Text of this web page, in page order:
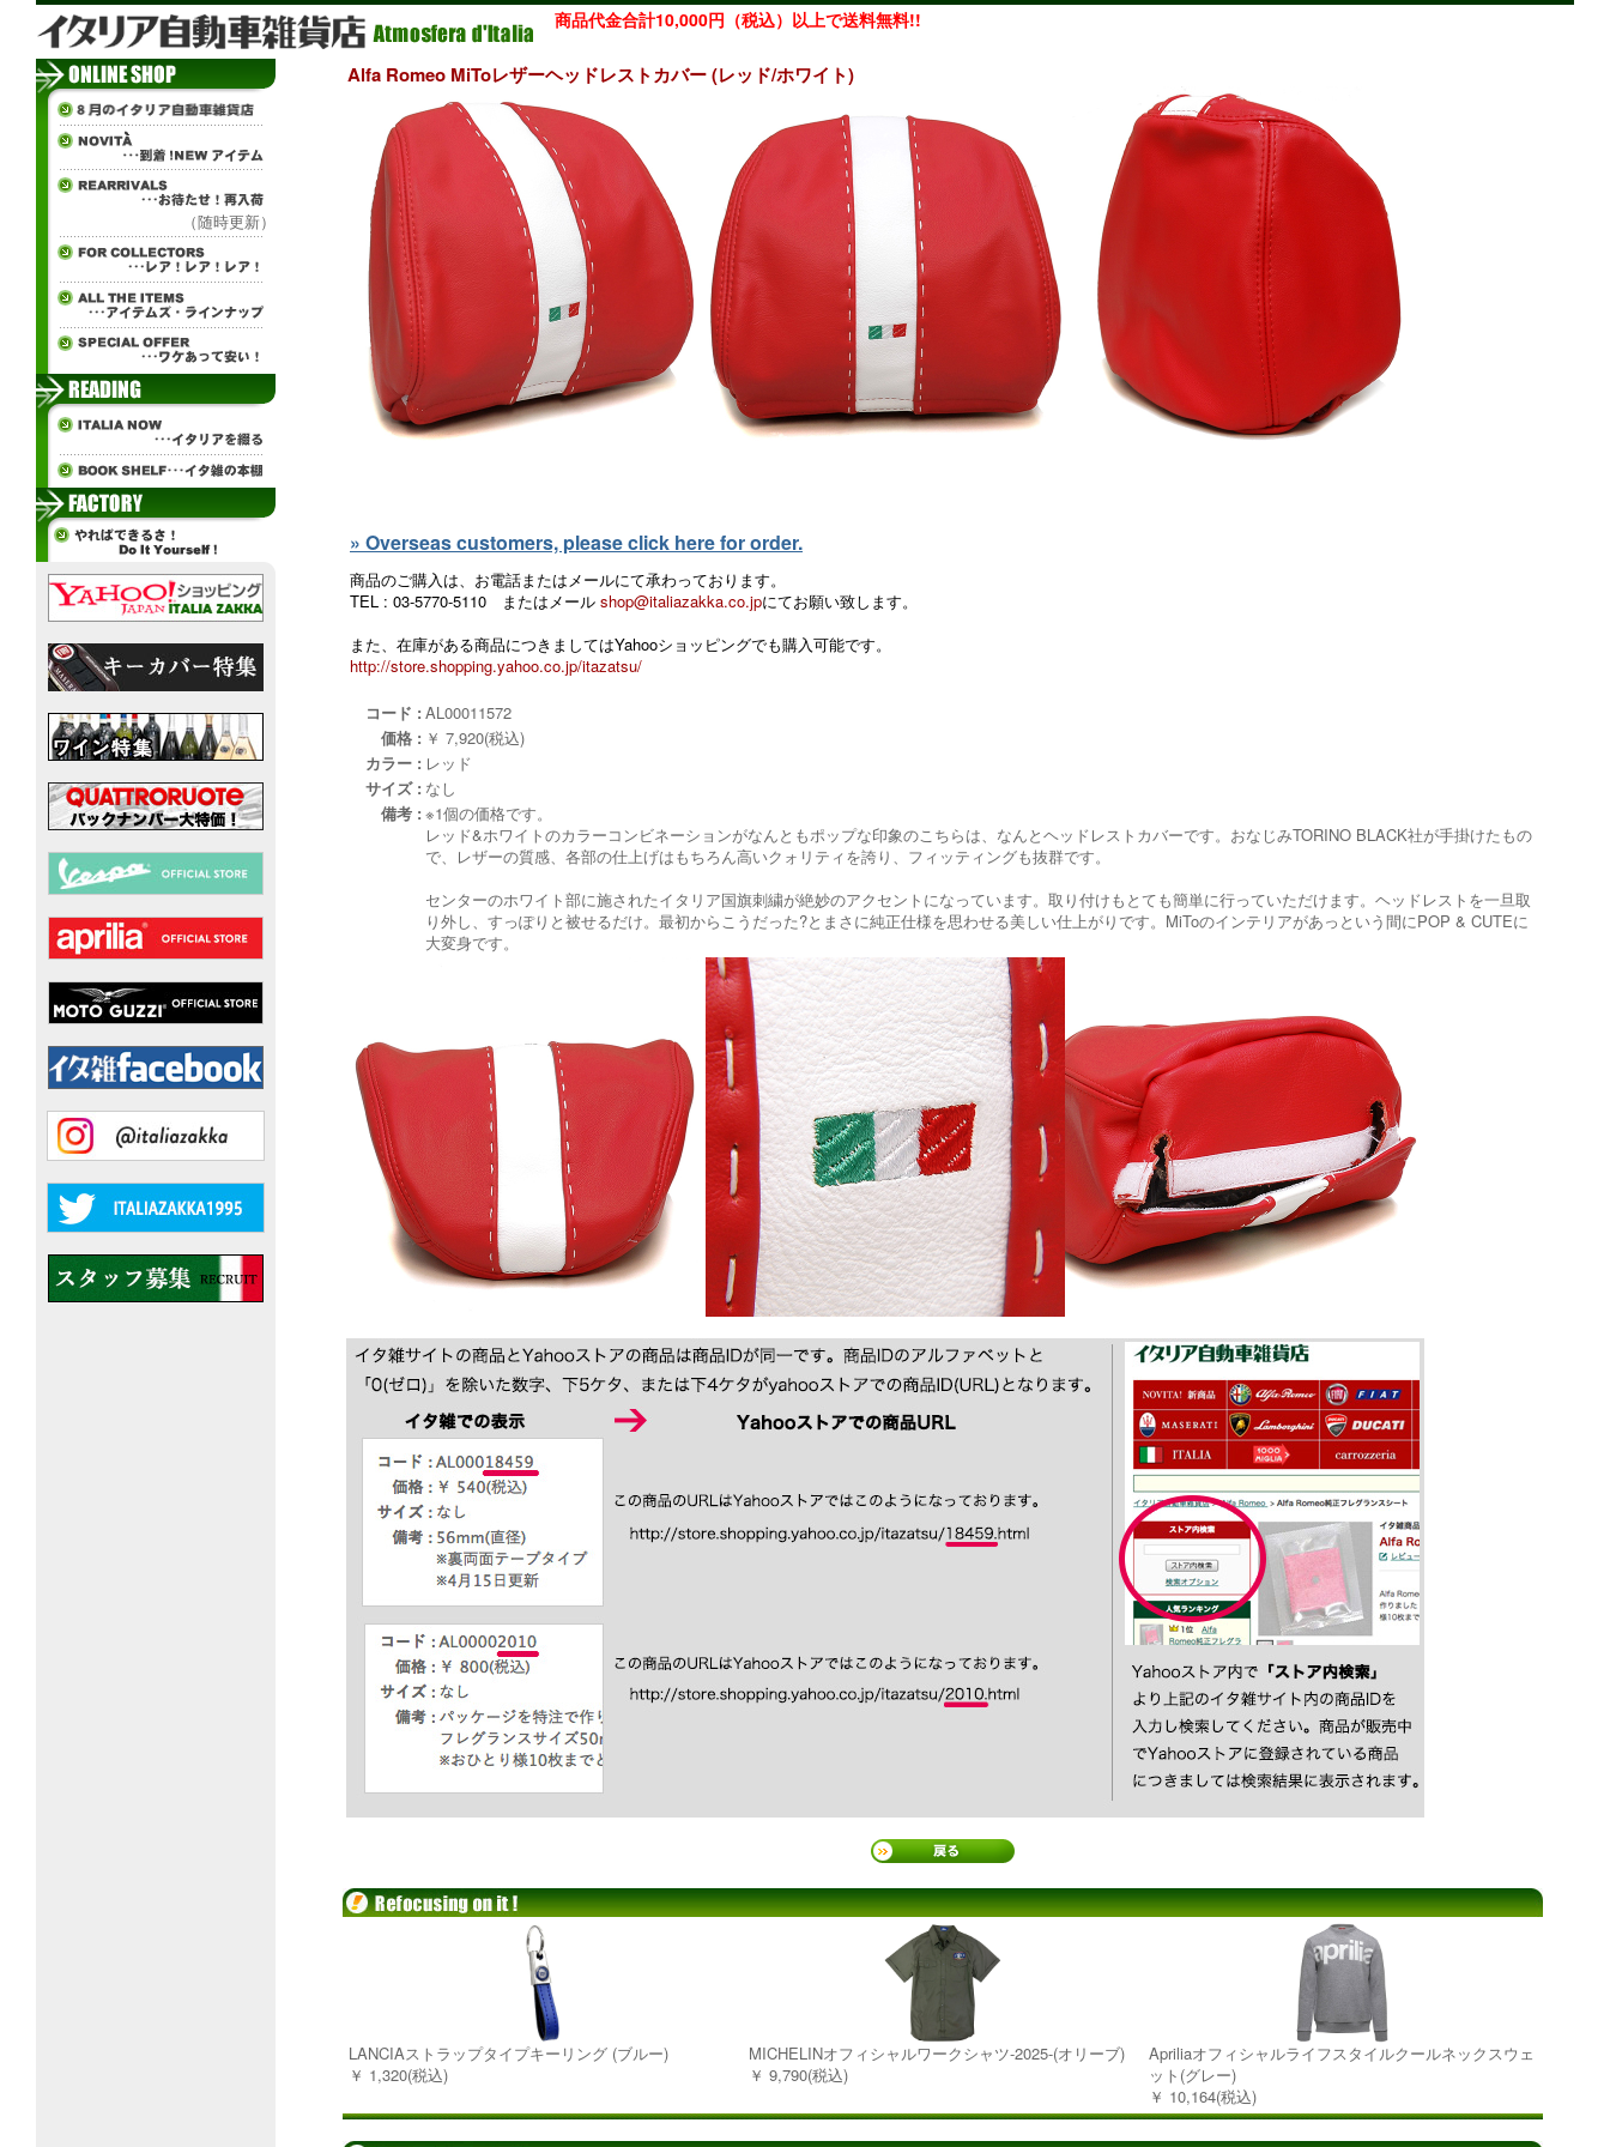
商品代金合計10,000円（税込）以上で送料無料!!
（随時更新）
Alfa Romeo MiToレザーヘッドレストカバー (レッド/ホワイト)
» Overseas customers, please click here for order.
商品のご購入は、お電話またはメールにて承わっております。
TEL : 03-5770-5110 またはメール shop@italiazakka.co.jpにてお願い致します。
また、在庫がある商品につきましてはYahooショッピングでも購入可能です。
http://store.shopping.yahoo.co.jp/itazatsu/
コード : AL00011572
価格 : ￥ 7,920(税込)
カラー : レッド
サイズ : なし
備考 : ※1個の価格です。
レッド&ホワイトのカラーコンビネーションがなんともポップな印象のこちらは、なんとヘッドレストカバーです。おなじみTORINO BLACK社が手掛けたもの
で、レザーの質感、各部の仕上げはもちろん高いクォリティを誇り、フィッティングも抜群です。
センターのホワイト部に施されたイタリア国旗刺繍が絶妙のアクセントになっています。取り付けもとても簡単に行っていただけます。ヘッドレストを一旦取
り外し、すっぽりと被せるだけ。最初からこうだった?とまさに純正仕様を思わせる美しい仕上がりです。MiToのインテリアがあっという間にPOP & CUTEに
大変身です。
LANCIAストラップタイプキーリング (ブルー)
￥ 1,320(税込)
MICHELINオフィシャルワークシャツ-2025-(オリーブ)
￥ 9,790(税込)
Apriliaオフィシャルライフスタイルクールネックスウェ
ット(グレー)
￥ 10,164(税込)